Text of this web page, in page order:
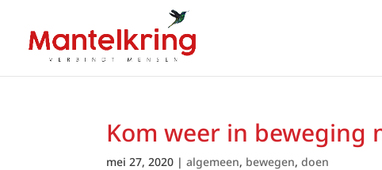
Kom weer in beweging
mei 27, 2020 |algemeen, bewegen,doen